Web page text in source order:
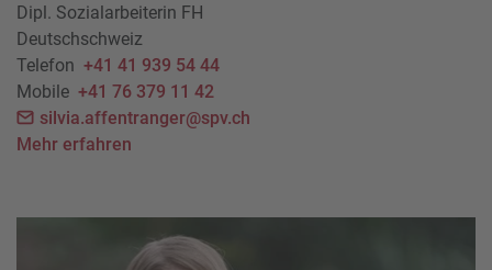
Dipl. Sozialarbeiterin FH
Deutschschweiz
Telefon +41 41 939 54 44
Mobile +41 76 379 11 42
silvia.affentranger@spv.ch
Mehr erfahren